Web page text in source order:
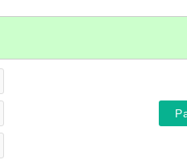
paštas